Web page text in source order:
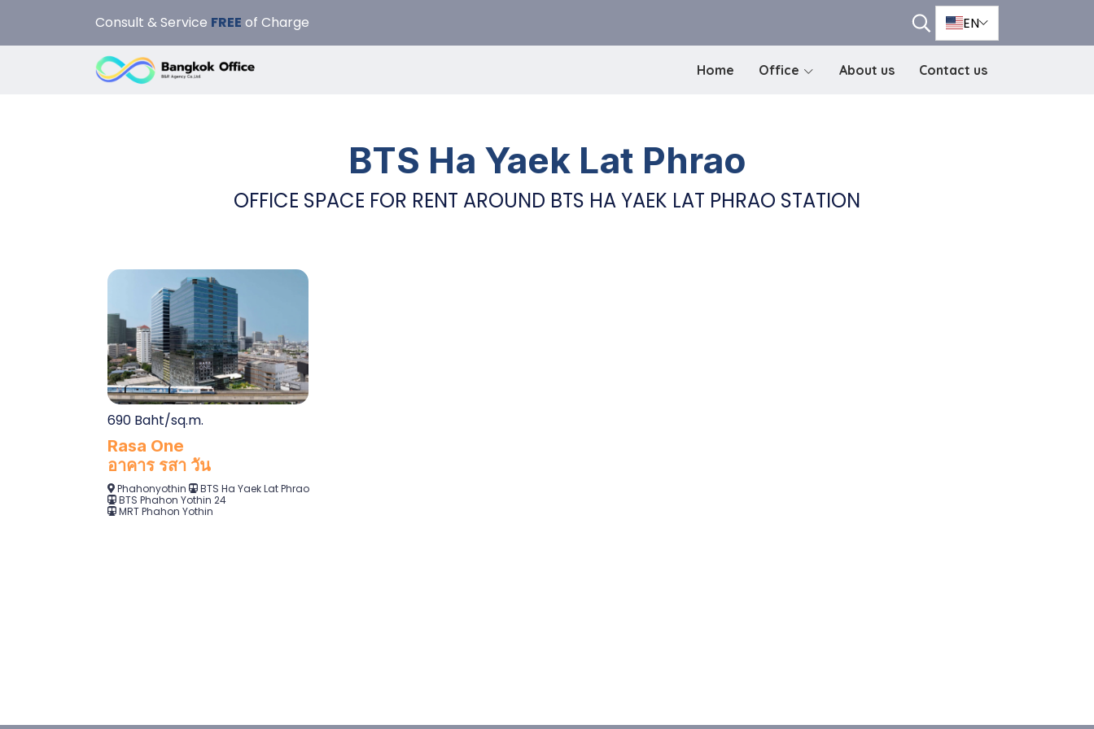
Consult & Service FREE of Charge EN
Home Office About us Contact us
BTS Ha Yaek Lat Phrao
OFFICE SPACE FOR RENT AROUND BTS HA YAEK LAT PHRAO STATION
690 Baht/sq.m.
Rasa One
อาคาร รสา วัน
Phahonyothin
BTS Ha Yaek Lat Phrao
BTS Phahon Yothin 24
MRT Phahon Yothin